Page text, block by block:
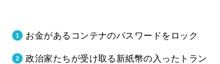
お金があるコンテナのパスワードをロック
政治家たちが受け取る新紙幣の入ったトラン